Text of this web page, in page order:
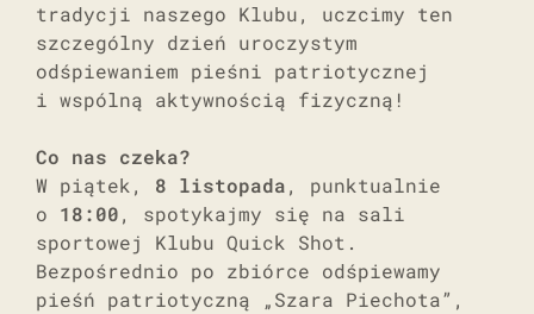
tradycji naszego Klubu, uczcimy ten
szczególny dzień uroczystym
odśpiewaniem pieśni patriotycznej
i wspólną aktywnością fizyczną!
Co nas czeka?
W piątek, 8 listopada, punktualnie
o 18:00, spotykajmy się na sali
sportowej Klubu Quick Shot.
Bezpośrednio po zbiórce odśpiewamy
pieśń patriotyczną „Szara Piechota”,